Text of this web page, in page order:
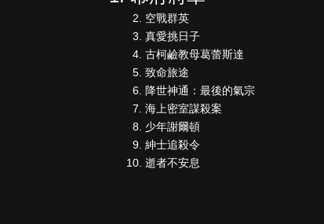
空戰群英
真愛挑日子
古柯鹼教母葛蕾斯達
致命旅途
降世神通：最後的氣宗
海上密室謀殺案
少年謝爾頓
紳士追殺令
逝者不安息